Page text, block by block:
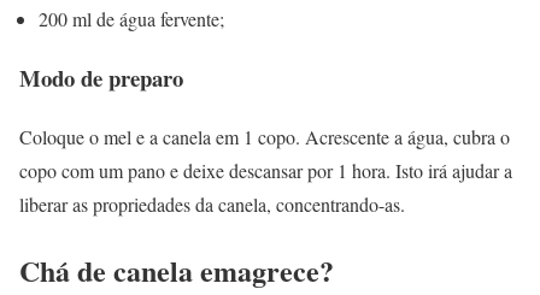
200 ml de água fervente;
Modo de preparo
Coloque o mel e a canela em 1 copo. Acrescente a água, cubra o
copo com um pano e deixe descansar por 1 hora. Isto irá ajudar a
liberar as propriedades da canela, concentrando-as.
Chá de canela emagrece?